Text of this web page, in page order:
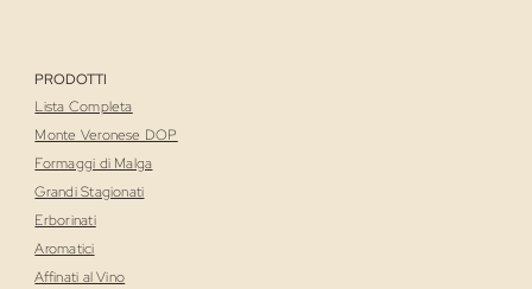
PRODOTTI
Lista Completa
Monte Veronese DOP
Formaggi di Malga
Grandi Stagionati
Erborinati
Aromatici
Affinati al Vino